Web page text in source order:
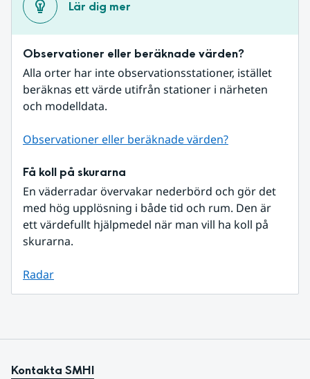
Lär dig mer
Observationer eller beräknade värden?
Alla orter har inte observationsstationer, istället
beräknas ett värde utifrån stationer i närheten
och modelldata.
Observationer eller beräknade värden?
Få koll på skurarna
En väderradar övervakar nederbörd och gör det
med hög upplösning i både tid och rum. Den är
ett värdefullt hjälpmedel när man vill ha koll på
skurarna.
Radar
Kontakta SMHI